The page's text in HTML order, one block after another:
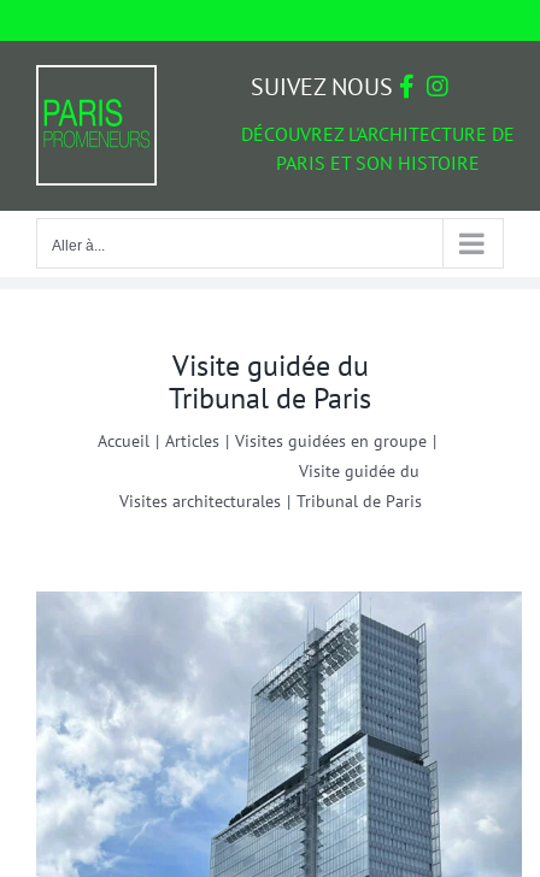
Aller à...
DÉCOUVREZ L'ARCHITECTURE DE
PARIS ET SON HISTOIRE
SUIVEZ NOUS
Aller à...
Visite guidée du
Tribunal de Paris
Accueil | Articles | Visites guidées en groupe |
Visites architecturales |
Visite guidée du
Tribunal de Paris